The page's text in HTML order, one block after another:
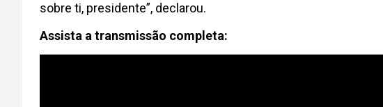
sobre ti, presidente”, declarou.
Assista a transmissão completa: